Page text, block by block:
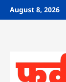
SkipAugust 8, 2026